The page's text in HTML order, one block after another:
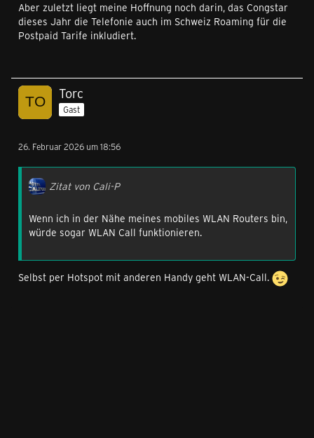
Aber zuletzt liegt meine Hoffnung noch darin, das Congstar
dieses Jahr die Telefonie auch im Schweiz Roaming für die
Postpaid Tarife inkludiert.
Torc
Gast
26. Februar 2026 um 18:56
Zitat von Cali-P
Wenn ich in der Nähe meines mobiles WLAN Routers bin,
würde sogar WLAN Call funktionieren.
Selbst per Hotspot mit anderen Handy geht WLAN-Call.